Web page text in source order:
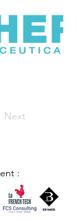
Next
: